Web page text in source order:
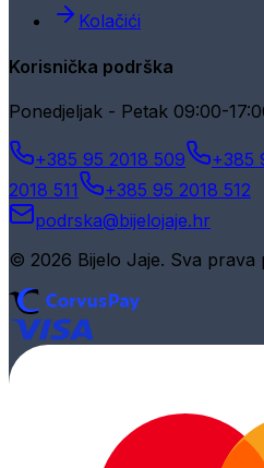
Kolačići
Korisnička podrška
Ponedjeljak - Petak 09:00-
+385 95 2018 509 +385
2018 511
+385 95 2018 512
podrska@bijelojaje.hr
© 2026 Bijelo Jaje. Sva prava